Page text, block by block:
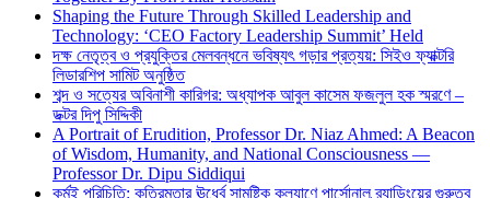
Shaping the Future Through Skilled Leadership and
Technology: ‘CEO Factory Leadership Summit’ Held
দক্ষ নেতৃত্ব ও প্রযুক্তির মেলবন্ধনে ভবিষ্যৎ গড়ার প্রত্যয়: সিইও ফ্যাক্টরি
লিডারশিপ সামিট অনুষ্ঠিত
শব্দ ও সত্যের অবিনাশী কারিগর: অধ্যাপক আবুল কাসেম ফজলুল হক স্মরণে –
ডক্টর দিপু সিদ্দিকী
A Portrait of Erudition, Professor Dr. Niaz Ahmed: A Beacon
of Wisdom, Humanity, and National Consciousness —
Professor Dr. Dipu Siddiqui
কর্মই পরিচিতি: কৃত্রিমতার ঊর্ধ্বে সামষ্টিক কল্যাণে পার্সোনাল ব্র্যান্ডিংয়ের গুরুত্ব